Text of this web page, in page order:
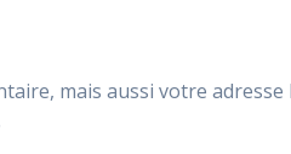
mais aussi votre adresse